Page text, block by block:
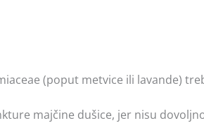
(poput metvice ili lavande)
majčine dušice, jer nisu